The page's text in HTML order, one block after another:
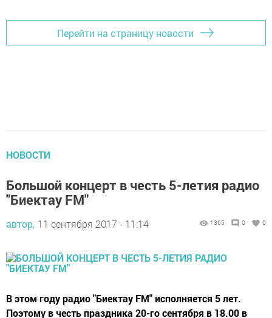
Перейти на страницу новости
НОВОСТИ
Большой концерт в честь 5-летия радио
"Биектау FM"
автор, 11 сентября 2017 - 11:14 1365 0 0
В этом году радио "Биектау FM" исполняется 5 лет.
Поэтому в честь праздника 20-го сентября в 18.00 в